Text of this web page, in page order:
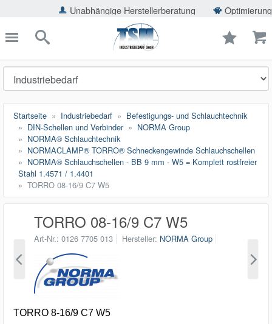
Unabhängige Herstellerberatung Optimierung der
schließen
Suche
Startseite Industriebedarf
Befestigungs- und Schlauchtechnik
DIN-Schellen und Verbinder
NORMA Group
NORMA® Schlauchtechnik
NORMACLAMP® TORRO® Schneckengewinde Schlauchschellen
NORMA® Schlauchschellen - BB 9 mm - W5 = Komplett rostfreier
Stahl 1.4571 / 1.4401
TORRO 08-16/9 C7 W5
TORRO 08-16/9 C7 W5
Art-Nr. 0126 7705 013 Hersteller NORMA Group
TORRO 8-16/9 C7 W5